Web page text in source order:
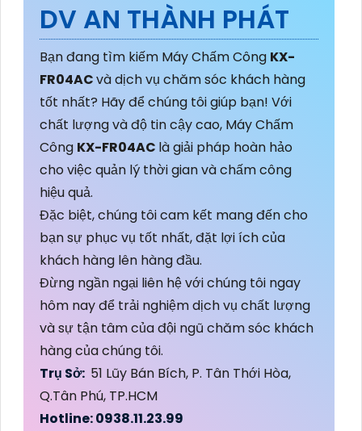
DV AN THÀNH PHÁT
Bạn đang tìm kiếm Máy Chấm Công KX-
FR04ACvà dịch vụ chăm sóc khách hàng
tốt nhất? Hãy để chúng tôi giúp bạn! Với
chất lượng và độ tin cậy cao, Máy Chấm
Công KX-FR04AC là giải pháp hoàn hảo
cho việc quản lý thời gian và chấm công
hiệu quả.
Đặc biệt, chúng tôi cam kết mang đến cho
bạn sự phục vụ tốt nhất, đặt lợi ích của
khách hàng lên hàng đầu.
Đừng ngần ngại liên hệ với chúng tôi ngay
hôm nay để trải nghiệm dịch vụ chất lượng
và sự tận tâm của đội ngũ chăm sóc khách
hàng của chúng tôi.
Trụ Sở: 51 Lũy Bán Bích, P. Tân Thới Hòa,
Q.Tân Phú, TP.HCM
Hotline: 0938.11.23.99